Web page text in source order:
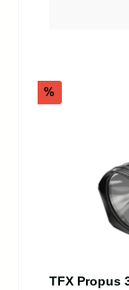
%Rabatt
TFX Propus